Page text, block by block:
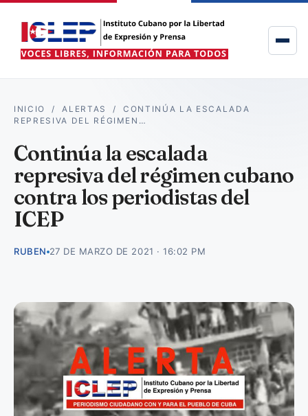
INICIO /ALERTAS /CONTINÚA LA ESCALADA
REPRESIVA DEL RÉGIMEN…
Continúa la escalada
represiva del régimen cubano
contra los periodistas del
ICEP
RUBEN 27 DE MARZO DE 2021 · 16:02 PM